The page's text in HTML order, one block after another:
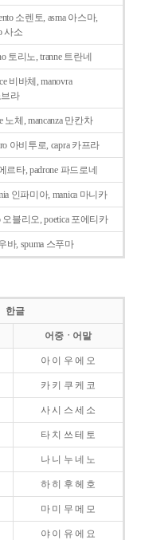
소렌토, asma 아스마,
사소
토리노, tranne 트란네
비바체, manovra
라
노체, mancanza 만칸차
아비투로, capra 카프라
르타, padrone 파드로네
인파미아, manica 마니카
오블리오, poetica 포에티카
바, spuma 스푸마
한글
어중ㆍ어말
아 이 우 에 오
카 키 쿠 케 코
사 시 스 세 소
타 치 쓰 테 토
나 니 누 네 노
하 히 후 헤 호
마 미 무 메 모
야 이 유 에 요